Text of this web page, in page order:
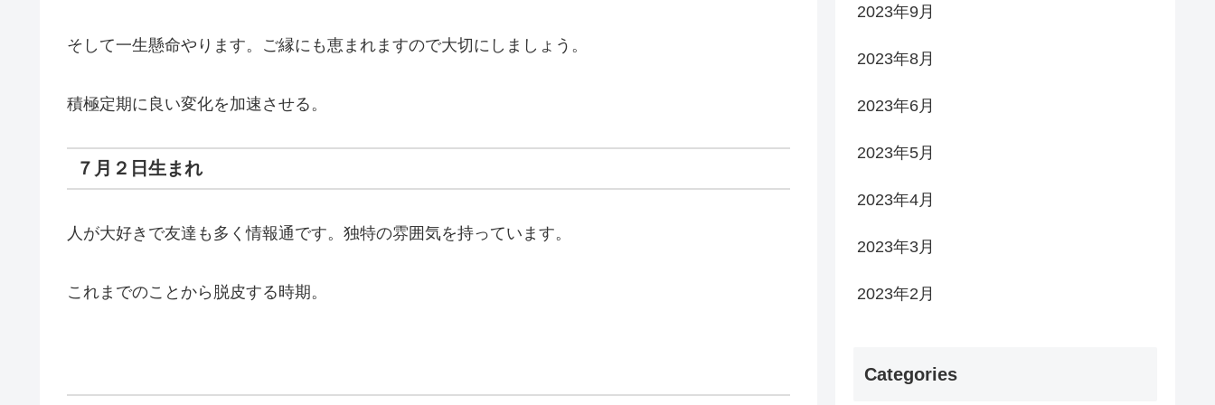
そして一生懸命やります。ご縁にも恵まれますので大切にしましょう。
積極定期に良い変化を加速させる。
７月２日生まれ
人が大好きで友達も多く情報通です。独特の雰囲気を持っています。
これまでのことから脱皮する時期。
2023年9月
2023年8月
2023年6月
2023年5月
2023年4月
2023年3月
2023年2月
Categories